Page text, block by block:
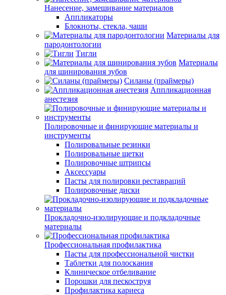
Нанесение, замешивание материалов
Аппликаторы
Блокноты, стекла, чаши
Материалы для
пародонтологии
Тигли
Материалы
для шинирования зубов
Силаны (праймеры)
Аппликационная
анестезия
Полировочные и финирующие материалы и
инструменты
Полировальные резинки
Полировальные щетки
Полировочные штрипсы
Аксессуары
Пасты для полировки реставраций
Полировочные диски
Прокладочно-изолирующие и подкладочные
материалы
Профессиональная профилактика
Пасты для профессиональной чистки
Таблетки для полоскания
Клиническое отбеливание
Порошки для пескоструя
Профилактика кариеса